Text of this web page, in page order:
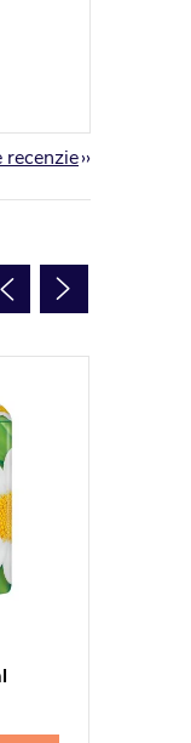
recenzie